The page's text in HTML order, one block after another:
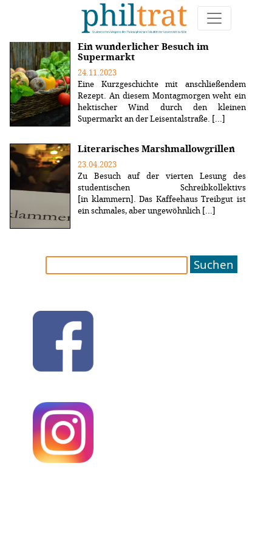
Weitere Artikel zum Thema "kurzgeschichte"
Ein wunderlicher Besuch im
Supermarkt
24.11.2023
Eine Kurzgeschichte mit anschließendem
Rezept. An diesem Montagmorgen weht ein
hektischer Wind durch den kleinen
Supermarkt an der Leisentalstraße. [...]
Literarisches Marshmallowgrillen
23.04.2023
Zu Besuch auf der vierten Lesung des
studentischen Schreibkollektivs
[in klammern]. Das Kaffeehaus Treibgut ist
ein schmales, aber ungewöhnlich [...]
Suchen